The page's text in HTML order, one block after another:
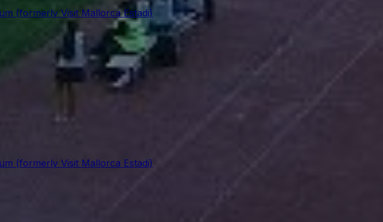
(formerly Visit Mallorca Estadi)
(formerly Visit Mallorca Estadi)